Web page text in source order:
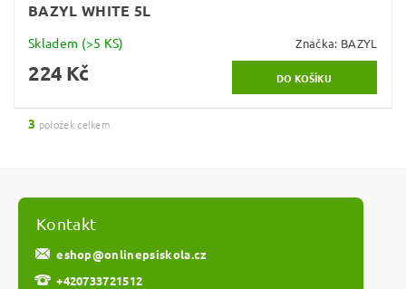
BAZYL WHITE 5L
Skladem (>5 KS) Značka: BAZYL
224 Kč
3 položek celkem
Kontakt
eshop@onlinepsiskola.cz
+420733721512